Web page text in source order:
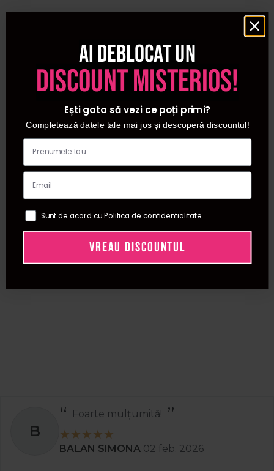
B
Foarte mulțumită!
BALAN SIMONA 02 feb. 2026
Ai deblocat un
discount misterios!
Ești gata să vezi ce poți primi?
Completează datele tale mai jos și descoperă discountul!
Sunt de acord cu Politica de confidentialitate
VREAU DISCOUNTUL